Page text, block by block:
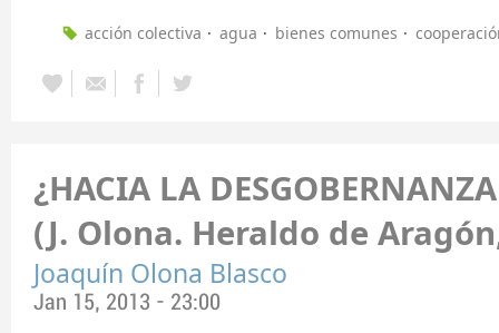
acción colectiva agua bienes comunes
¿HACIA LA
(J. Olona. Heraldo de
Joaquín Olona Blasco
Jan 15, 2013 - 23:00